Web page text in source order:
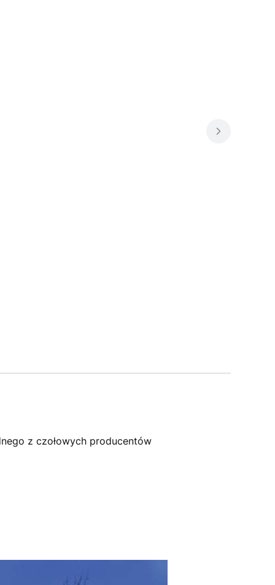
z czołowych producentów